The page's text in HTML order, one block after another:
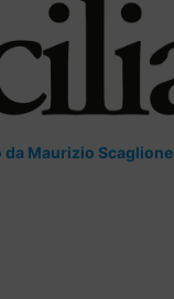
da Maurizio Scaglione